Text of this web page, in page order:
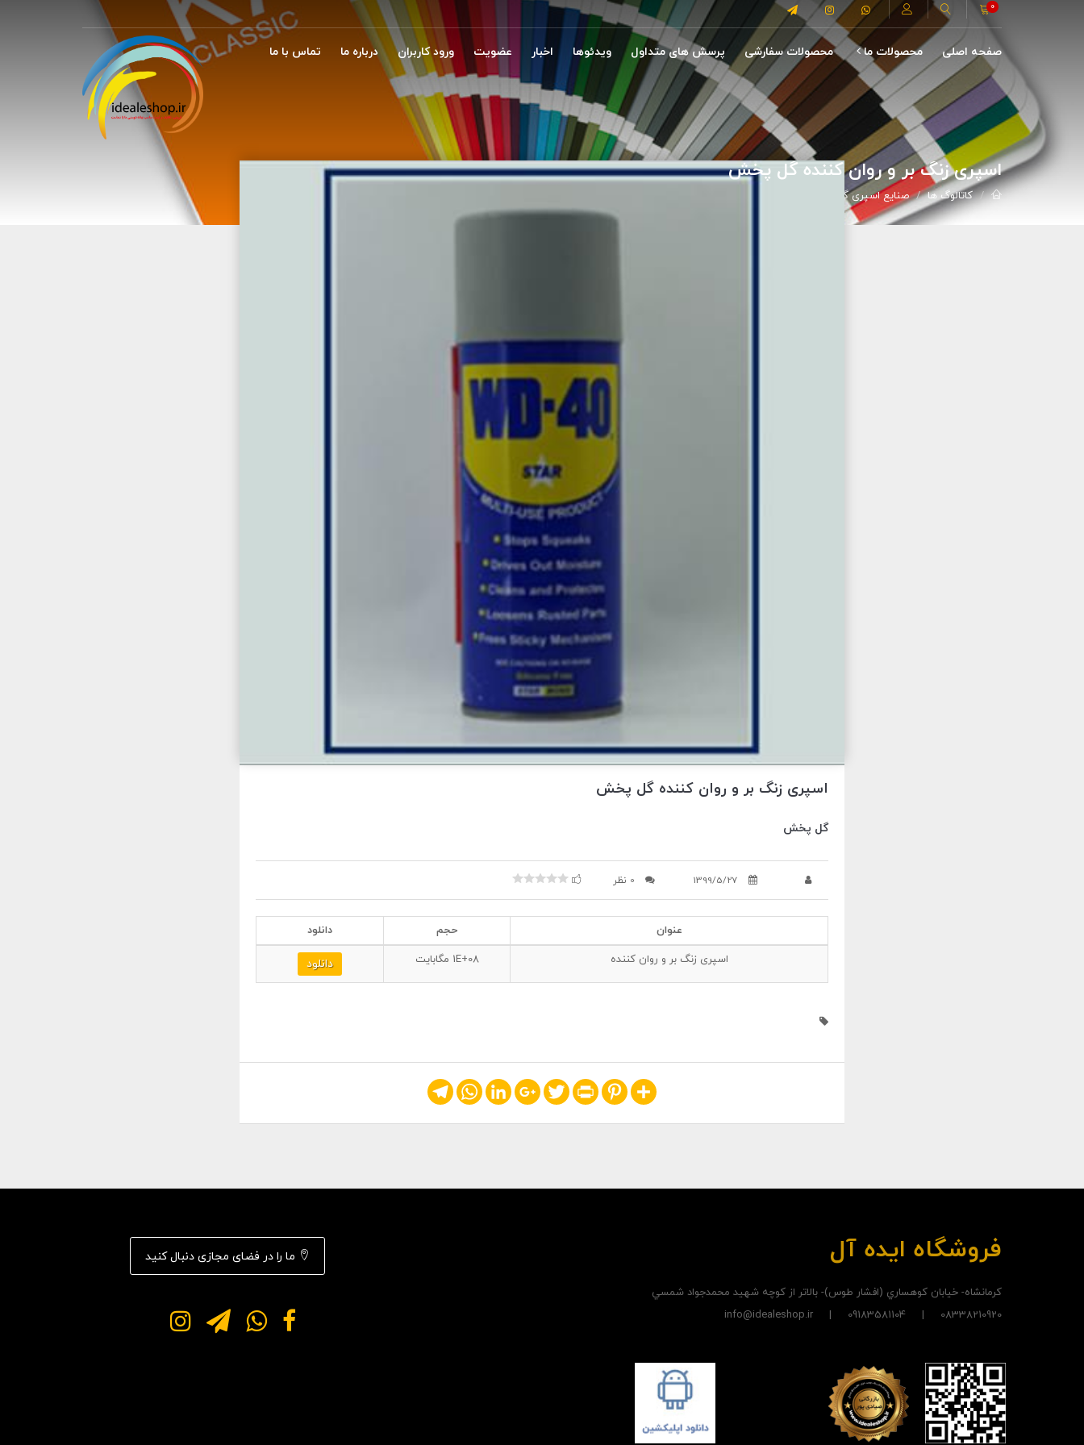
0
صفحه اصلی محصولات ما محصولات سفارشی پرسش های متداول ویدئوها اخبار عضویت ورود کاربران درباره ما تماس با ما
اسپری زنگ بر و روان کننده گل پخش
کاتالوگ ها صنایع اسپری گل پخش
اسپری زنگ بر و روان کننده گل پخش
گل پخش
1399/5/27 0 نظر
عنوان حجم
دانلود
اسپری زنگ بر و روان کننده
1E+08 مگابایت دانلود
Share
Pinterest
Print
Twitter
Google+
LinkedIn
WhatsApp
Telegram
فروشگاه ایده آل
کرمانشاه- خيابان کوهساري (افشار طوس)- بالاتر از کوچه شهيد محمدجواد شمسي
08338210920 | 09183581104 | info@idealeshop.ir
ما را در فضای مجازی دنبال کنید